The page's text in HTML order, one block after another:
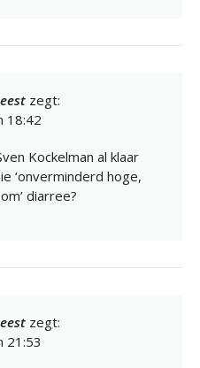
zegt:
18:42
Kockelman al klaar
‘onverminderd hoge,
diarree?
zegt:
21:53